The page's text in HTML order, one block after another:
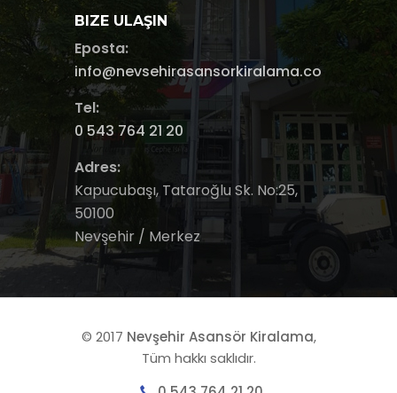
BIZE ULAŞIN
Eposta:
info@nevsehirasansorkiralama.com
Tel:
0 543 764 21 20
Adres:
Kapucubaşı, Tataroğlu Sk. No:25,
50100
Nevşehir / Merkez
© 2017 Nevşehir Asansör Kiralama,
Tüm hakkı saklıdır.